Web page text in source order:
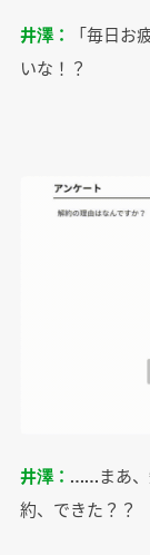
井澤：
「毎日お
いな！？
井澤： ……まあ、
約、できた？？